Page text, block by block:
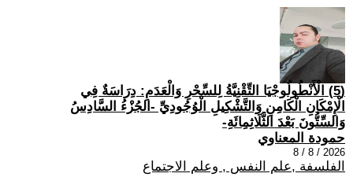
(5) الْأَنْطُولُوجْيَا التِّقْنِيَّةُ لِلسِّحْرِ وَالْعَدَمِ: دِرَاسَةٌ فِي
الْإِمْكَانِ الْكَامِنِ وَالتَّشْكِيلِ الْوُجُودِيِّ -الجُزْءُ السَّادِسُ
وَالسِّتُّونَ بَعْدَ الثَّلَاثِمِائَةِ-
حمودة المعناوي
2026 / 8 / 8
الفلسفة ,علم النفس , وعلم الاجتماع